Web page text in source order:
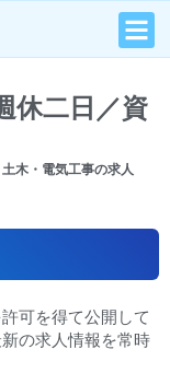
休二日／資
木・電気工事の求人
可を得て公開して
の求人情報を常時